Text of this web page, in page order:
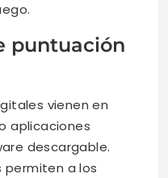
puntuación
vienen en
aplicaciones
descargable.
permiten a los